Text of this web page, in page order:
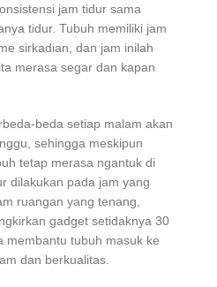
jam tidur sama
tidur. Tubuh memiliki jam
sirkadian, dan jam inilah
merasa segar dan kapan
beda setiap malam akan
sehingga meskipun
tetap merasa ngantuk di
dilakukan pada jam yang
ruangan yang tenang,
gadget setidaknya 30
membantu tubuh masuk ke
dan berkualitas.